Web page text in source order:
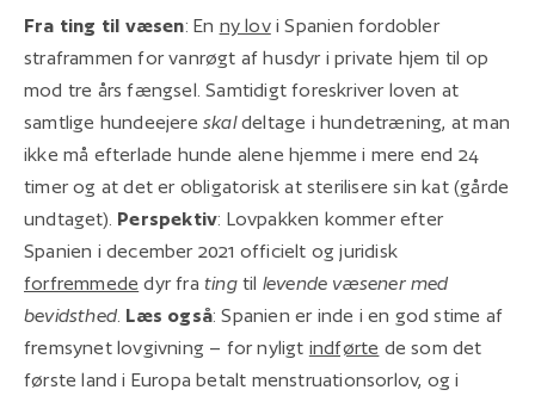
Fra ting til væsen: En ny lovi Spanien fordobler
straframmen for vanrøgt af husdyr i private hjem til op
mod tre års fængsel. Samtidigt foreskriver loven at
samtlige hundeejere skaldeltage i hundetræning, at man
ikke må efterlade hunde alene hjemme i mere end 24
timer og at det er obligatorisk at sterilisere sin kat (gårde
undtaget). Perspektiv: Lovpakken kommer efter
Spanien i december 2021 officielt og juridisk
forfremmede dyr fratingtil levende væsener med
bevidsthed. Læs også: Spanien er inde i en god stime af
fremsynet lovgivning – for nyligt indførte de som det
første land i Europa betalt menstruationsorlov, og i